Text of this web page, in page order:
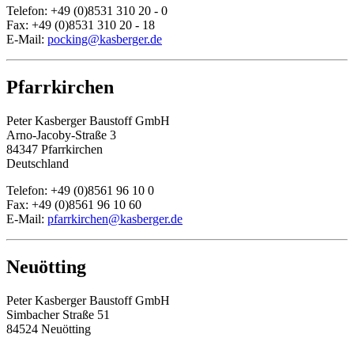
Telefon: +49 (0)8531 310 20 - 0
Fax: +49 (0)8531 310 20 - 18
E-Mail: pocking@kasberger.de
Pfarrkirchen
Peter Kasberger Baustoff GmbH
Arno-Jacoby-Straße 3
84347 Pfarrkirchen
Deutschland
Telefon: +49 (0)8561 96 10 0
Fax: +49 (0)8561 96 10 60
E-Mail: pfarrkirchen@kasberger.de
Neuötting
Peter Kasberger Baustoff GmbH
Simbacher Straße 51
84524 Neuötting